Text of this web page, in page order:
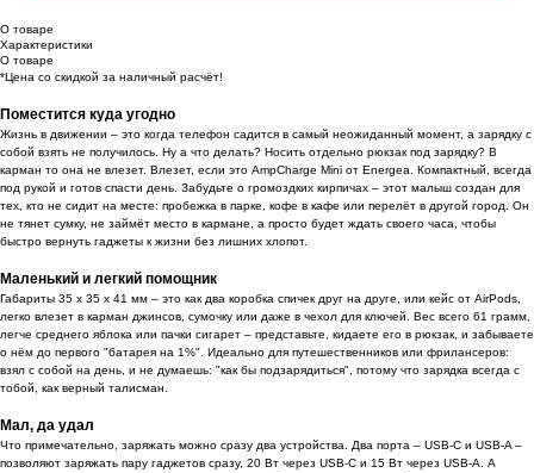
О товаре
Характеристики
О товаре
*Цена со скидкой за наличный расчёт!
Поместится куда угодно
Жизнь в движении – это когда телефон садится в самый неожиданный момент, а зарядку с
собой взять не получилось. Ну а что делать? Носить отдельно рюкзак под зарядку? В
карман то она не влезет. Влезет, если это AmpCharge Mini от Energea. Компактный, всегда
под рукой и готов спасти день. Забудьте о громоздких кирпичах – этот малыш создан для
тех, кто не сидит на месте: пробежка в парке, кофе в кафе или перелёт в другой город. Он
не тянет сумку, не займёт место в кармане, а просто будет ждать своего часа, чтобы
быстро вернуть гаджеты к жизни без лишних хлопот.
Маленький и легкий помощник
Габариты 35 x 35 x 41 мм – это как два коробка спичек друг на друге, или кейс от AirPods,
легко влезет в карман джинсов, сумочку или даже в чехол для ключей. Вес всего 61 грамм,
легче среднего яблока или пачки сигарет – представьте, кидаете его в рюкзак, и забываете
о нём до первого "батарея на 1%". Идеально для путешественников или фрилансеров:
взял с собой на день, и не думаешь: "как бы подзарядиться", потому что зарядка всегда с
тобой, как верный талисман.
Мал, да удал
Что примечательно, заряжать можно сразу два устройства. Два порта – USB-C и USB-A –
позволяют заряжать пару гаджетов сразу, 20 Вт через USB-C и 15 Вт через USB-A. А